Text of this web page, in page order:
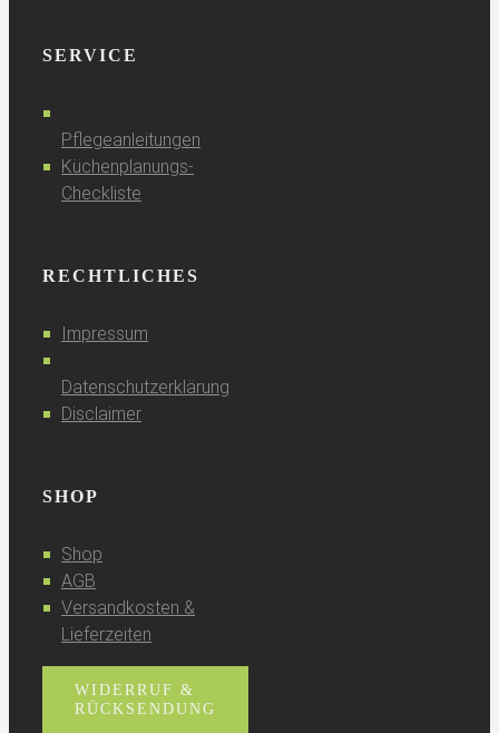
SERVICE
Pflegeanleitungen
Küchenplanungs-
Checkliste
RECHTLICHES
Impressum
Datenschutzerklärung
Disclaimer
SHOP
Shop
AGB
Versandkosten &
Lieferzeiten
WIDERRUF &
RÜCKSENDUNG